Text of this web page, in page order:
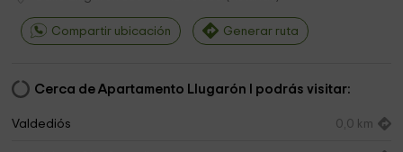
Compartir ubicación Generar ruta
Cerca de Apartamento Llugarón I podrás visitar:
Valdediós 0,0 km